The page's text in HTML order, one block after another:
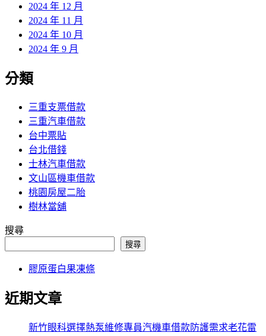
2024 年 12 月
2024 年 11 月
2024 年 10 月
2024 年 9 月
分類
三重支票借款
三重汽車借款
台中票貼
台北借錢
士林汽車借款
文山區機車借款
桃園房屋二胎
樹林當舖
搜尋
搜尋
膠原蛋白果凍條
近期文章
新竹眼科選擇熱泵維修專員汽機車借款防護需求老花雷